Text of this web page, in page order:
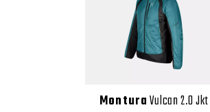
MonturaVulcan 2.0 Jkt